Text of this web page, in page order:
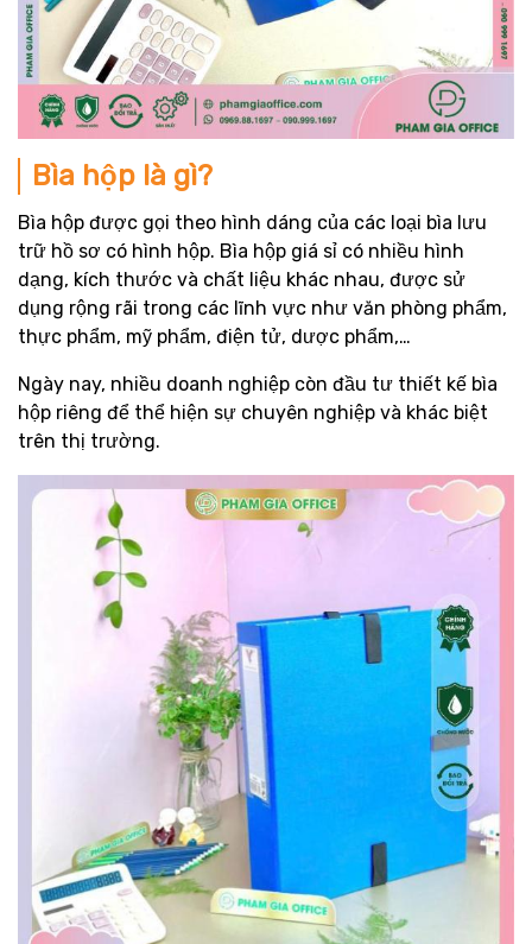
Bìa hộp là gì?
Bìa hộp được gọi theo hình dáng của các loại bìa lưu
trữ hồ sơ có hình hộp. Bìa hộp giá sỉ có nhiều hình
dạng, kích thước và chất liệu khác nhau, được sử
dụng rộng rãi trong các lĩnh vực như văn phòng phẩm,
thực phẩm, mỹ phẩm, điện tử, dược phẩm,…
Ngày nay, nhiều doanh nghiệp còn đầu tư thiết kế bìa
hộp riêng để thể hiện sự chuyên nghiệp và khác biệt
trên thị trường.